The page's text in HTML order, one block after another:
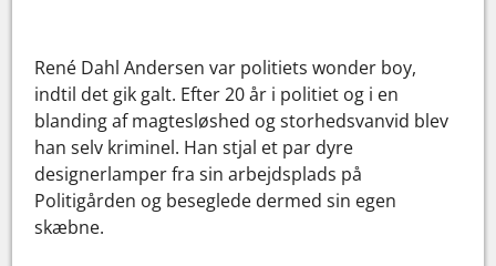
René Dahl Andersen var politiets wonder boy,
indtil det gik galt. Efter 20 år i politiet og i en
blanding af magtesløshed og storhedsvanvid blev
han selv kriminel. Han stjal et par dyre
designerlamper fra sin arbejdsplads på
Politigården og beseglede dermed sin egen
skæbne.